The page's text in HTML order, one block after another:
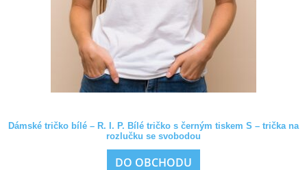
Dámské tričko bílé – R. I. P. Bílé tričko s černým tiskem S – trička na
rozlučku se svobodou
DO OBCHODU